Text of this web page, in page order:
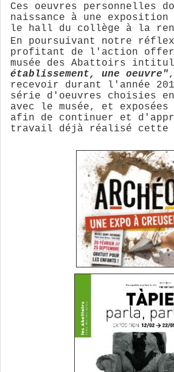
Ces oeuvres personnelles
naissance à une exposition
le hall du collège à la
En poursuivant notre
profitant de l'action
musée des Abattoirs
établissement, une oeuvre"
recevoir durant l'année
série d'oeuvres choisies
avec le musée, et
afin de continuer et
travail déjà réalisé cette